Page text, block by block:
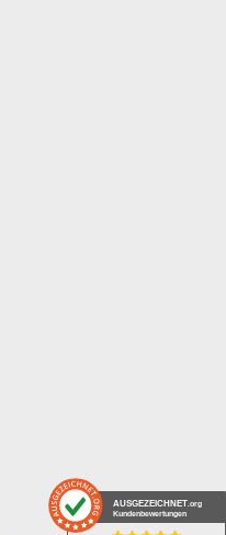
AUSGEZEICHNET .org
Kundenbewertungen